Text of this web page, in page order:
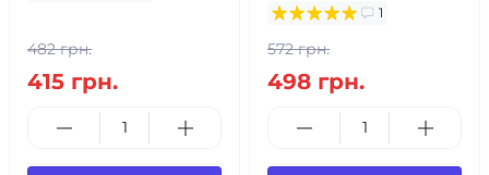
482 грн.
415 грн.
1
572 грн.
498 грн.